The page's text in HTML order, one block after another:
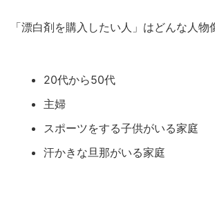
「漂白剤を購入したい人」はどんな人物
20代から50代
主婦
スポーツをする子供がいる家庭
汗かきな旦那がいる家庭